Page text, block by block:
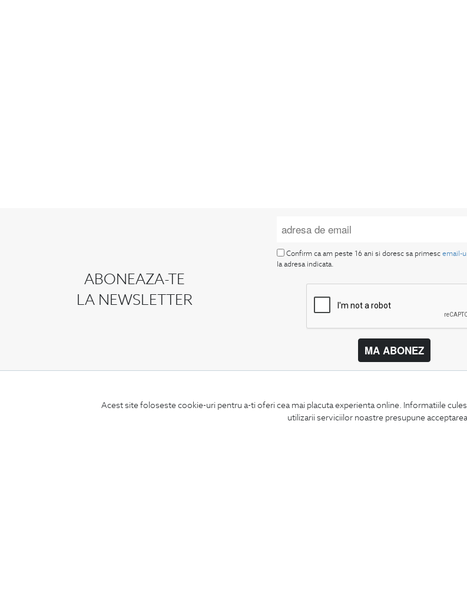
Acest site foloseste cookie-uri pentru a-ti oferi cea mai placuta experienta online. Informatiile
utilizarii serviciilor noastre presupune
ABONEAZA-TE
LA NEWSLETTER
Confirm ca am peste 16 ani si doresc sa primescemail-
la adresa indicata.
MA ABONEZ
Termeni si conditii
Contact
Magazine